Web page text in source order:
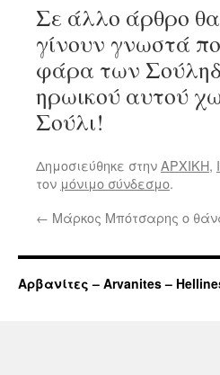
Σε άλλο άρθρο
γίνουν γνωστά
φάρα των
ηρωικού αυτού
Σούλι!
Δημοσιεύθηκε στηνΑΡΧΙΚΗ,
τον μόνιμο σύνδεσμο.
← Μάρκος Μπότσαρης ο
Αρβανίτες – Arvanites –